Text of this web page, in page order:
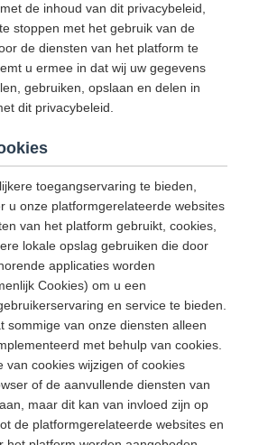
de inhoud van dit privacybeleid,
stoppen met het gebruik van de
de diensten van het platform te
u ermee in dat wij uw gegevens
gebruiken, opslaan en delen in
dit privacybeleid.
toegangservaring te bieden,
u onze platformgerelateerde websites
van het platform gebruikt, cookies,
lokale opslag gebruiken die door
applicaties worden
Cookies) om u een
en service te bieden.
sommige van onze diensten alleen
met behulp van cookies.
van cookies wijzigen of cookies
of de aanvullende diensten van
maar dit kan van invloed zijn op
de platformgerelateerde websites en